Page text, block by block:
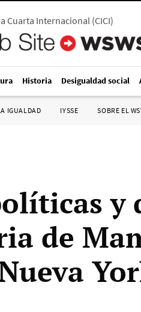
Cuarta Internacional (CICI)
Historia Desigualdad social
IGUALDAD IYSSE SOBRE EL
y
de